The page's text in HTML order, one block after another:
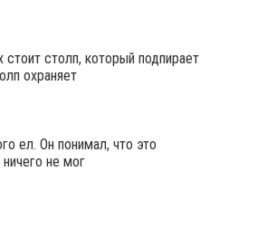
столп, который подпирает
охраняет
ел. Он понимал, что это
не мог